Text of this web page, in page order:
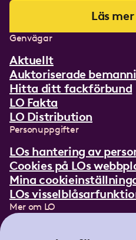
Läs
Genvägar
Aktuellt
Auktoriserade
Hitta ditt fackförbund
LO Fakta
LO Distribution
Personuppgifter
LOs hantering av
Cookies på LOs
Mina
LOs
Mer om LO